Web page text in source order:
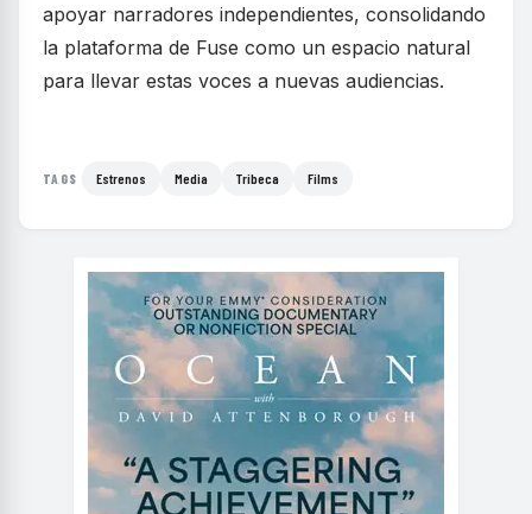
apoyar narradores independientes, consolidando
la plataforma de Fuse como un espacio natural
para llevar estas voces a nuevas audiencias.
TAGS Estrenos Media Tribeca Films